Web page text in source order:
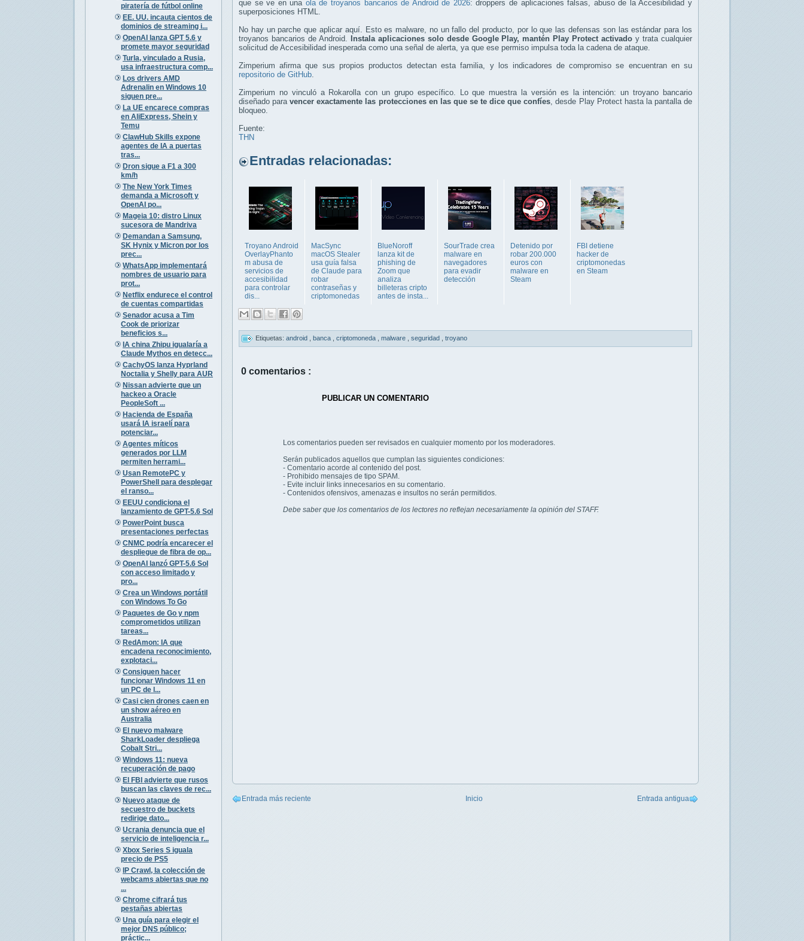
piratería de fútbol online
EE. UU. incauta cientos de
dominios de streaming i...
OpenAI lanza GPT 5.6 y
promete mayor seguridad
Turla, vinculado a Rusia,
usa infraestructura comp...
Los drivers AMD
Adrenalin en Windows 10
siguen pre...
La UE encarece compras
en AliExpress, Shein y
Temu
ClawHub Skills expone
agentes de IA a puertas
tras...
Dron sigue a F1 a 300
km/h
The New York Times
demanda a Microsoft y
OpenAI po...
Mageia 10: distro Linux
sucesora de Mandriva
Demandan a Samsung,
SK Hynix y Micron por los
prec...
WhatsApp implementará
nombres de usuario para
prot...
Netflix endurece el control
de cuentas compartidas
Senador acusa a Tim
Cook de priorizar
beneficios s...
IA china Zhipu igualaría a
Claude Mythos en detecc...
CachyOS lanza Hyprland
Noctalia y Shelly para AUR
Nissan advierte que un
hackeo a Oracle
PeopleSoft ...
Hacienda de España
usará IA israelí para
potenciar...
Agentes míticos
generados por LLM
permiten herrami...
Usan RemotePC y
PowerShell para desplegar
el ranso...
EEUU condiciona el
lanzamiento de GPT-5.6 Sol
PowerPoint busca
presentaciones perfectas
CNMC podría encarecer el
despliegue de fibra de op...
OpenAI lanzó GPT-5.6 Sol
con acceso limitado y
pro...
Crea un Windows portátil
con Windows To Go
Paquetes de Go y npm
comprometidos utilizan
tareas...
RedAmon: IA que
encadena reconocimiento,
explotaci...
Consiguen hacer
funcionar Windows 11 en
un PC de l...
Casi cien drones caen en
un show aéreo en
Australia
El nuevo malware
SharkLoader despliega
Cobalt Stri...
Windows 11: nueva
recuperación de pago
El FBI advierte que rusos
buscan las claves de rec...
Nuevo ataque de
secuestro de buckets
redirige dato...
Ucrania denuncia que el
servicio de inteligencia r...
Xbox Series S iguala
precio de PS5
IP Crawl, la colección de
webcams abiertas que no
...
Chrome cifrará tus
pestañas abiertas
Una guía para elegir el
mejor DNS público;
práctic...
que se ve en una ola de troyanos bancarios de Android de 2026: droppers de aplicaciones falsas, abuso de la Accesibilidad y
superposiciones HTML.
No hay un parche que aplicar aquí. Esto es malware, no un fallo del producto, por lo que las defensas son las estándar para los
troyanos bancarios de Android.
Instala aplicaciones solo desde Google Play, mantén Play Protect activado y trata cualquier
solicitud de Accesibilidad inesperada como una señal de alerta, ya que ese permiso impulsa toda la cadena de ataque.
Zimperium afirma que sus propios productos detectan esta familia, y los indicadores de compromiso se encuentran en su
repositorio de GitHub.
Zimperium no vinculó a Rokarolla con un grupo específico. Lo que muestra la versión es la intención: un troyano bancario
diseñado paravencer exactamente las protecciones en las que se te dice que confíes, desde Play Protect hasta la pantalla de
bloqueo.
Fuente:
THN
Entradas relacionadas:
Troyano Android
OverlayPhanto
m abusa de
servicios de
accesibilidad
para controlar
dis...
MacSync
macOS Stealer
usa guía falsa
de Claude para
robar
contraseñas y
criptomonedas
BlueNoroff
lanza kit de
phishing de
Zoom que
analiza
billeteras cripto
antes de insta...
SourTrade crea
malware en
navegadores
para evadir
detección
Detenido por
robar 200.000
euros con
malware en
Steam
FBI detiene
hacker de
criptomonedas
en Steam
Etiquetas: android banca criptomoneda malware seguridad troyano
0 comentarios :
PUBLICAR UN COMENTARIO
Los comentarios pueden ser revisados en cualquier momento por los moderadores.
Serán publicados aquellos que cumplan las siguientes condiciones:
- Comentario acorde al contenido del post.
- Prohibido mensajes de tipo SPAM.
- Evite incluir links innecesarios en su comentario.
- Contenidos ofensivos, amenazas e insultos no serán permitidos.
Debe saber que los comentarios de los lectores no reflejan necesariamente la opinión del STAFF.
Entrada más reciente Entrada antigua
Inicio